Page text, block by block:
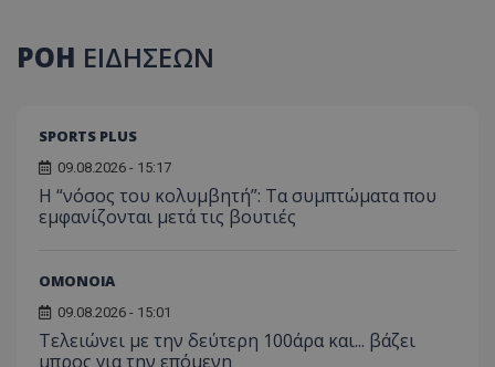
ΡΟΗ ΕΙΔΗΣΕΩΝ
SPORTS PLUS
09.08.2026 - 15:17
Η “νόσος του κολυμβητή”: Τα συμπτώματα που
εμφανίζονται μετά τις βουτιές
ΟΜΟΝΟΙΑ
09.08.2026 - 15:01
Τελειώνει με την δεύτερη 100άρα και... βάζει
μπρος για την επόμενη